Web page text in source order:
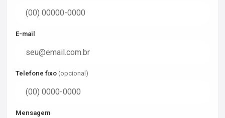
E-mail
Telefone fixo (opcional)
Mensagem